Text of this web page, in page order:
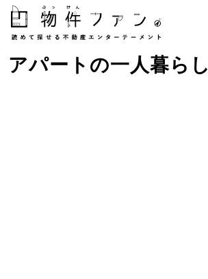
アパートの一人暮らし